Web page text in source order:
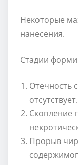
Некоторые
нанесения.
Стадии
Отечность
отсутствует.
Скопление
Прорыв